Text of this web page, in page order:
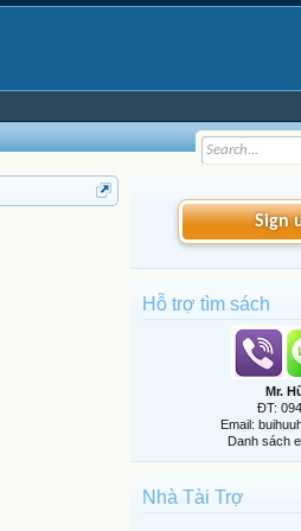
Sign
Hỗ trợ tìm sách
Mr.
ĐT:
Email:
Danh sách
Nhà Tài Trợ